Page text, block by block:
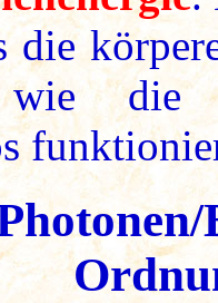
die
wie die